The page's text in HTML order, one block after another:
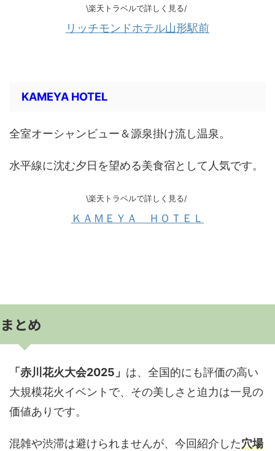
\楽天トラベルで詳しく見る/
リッチモンドホテル山形駅前
KAMEYA HOTEL
全室オーシャンビュー＆源泉掛け流し温泉。
水平線に沈む夕日を望める美食宿として人気です。
\楽天トラベルで詳しく見る/
ＫＡＭＥＹＡ ＨＯＴＥＬ
まとめ
「赤川花火大会2025」 は、全国的にも評価の高い
大規模花火イベントで、その美しさと迫力は一見の
価値ありです。
混雑や渋滞は避けられませんが、今回紹介した穴場